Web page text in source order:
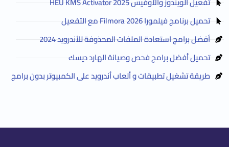
تحميل برنامج فيلمورا Filmora 2026 مع التفعيل
أفضل برامج استعادة الملفات المحذوفة للأندرويد 2024
تحميل أفضل برامج فحص وصيانة الهارد ديسك
طريقة تشغيل تطبيقات و ألعاب أندرويد على الكمبيوتر بدون برامج